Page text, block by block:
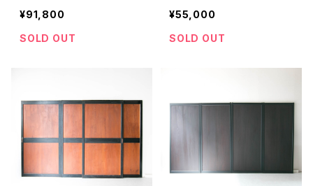
¥91,800
SOLD OUT
¥55,000
SOLD OUT